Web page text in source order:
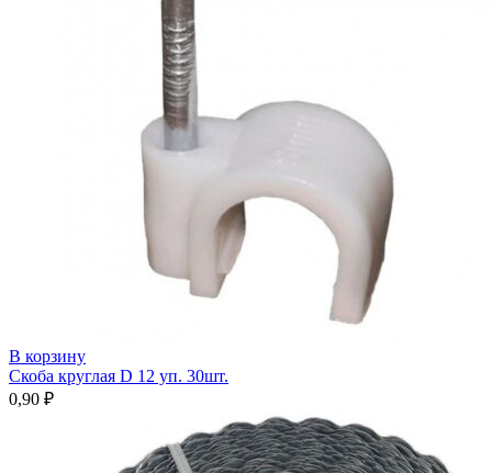
В корзину
Скоба круглая D 12 уп. 30шт.
0,90 ₽